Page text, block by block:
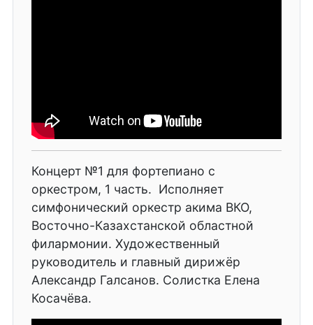
Концерт №1 для фортепиано с
оркестром, 1 часть. Исполняет
симфонический оркестр акима ВКО,
Восточно-Казахстанской областной
филармонии. Художественный
руководитель и главный дирижёр
Александр Галсанов. Солистка Елена
Косачёва.